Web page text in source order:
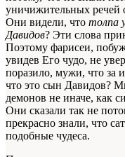
уничижительных речей
Они видели, что толпа
Давидов? Эти слова
Поэтому фарисеи,
увидев Его чудо, не
поразило, мужи, что за
что это сын Давидов?
демонов не иначе, как
Они сказали так не
прекрасно знали, что
подобные чудеса.